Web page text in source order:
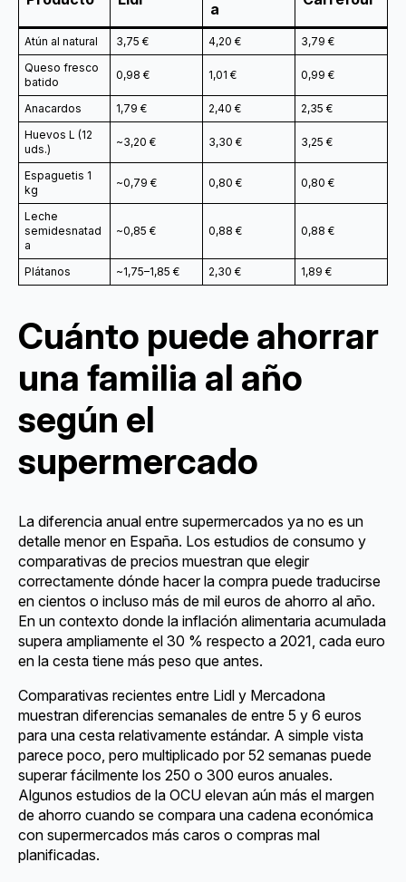
a
Atún al natural 3,75 € 4,20 €
3,79 €
Queso fresco
batido
0,98 € 1,01 € 0,99 €
Anacardos 1,79 € 2,40 €
2,35 €
Huevos L (12
uds.)
~3,20 € 3,30 € 3,25 €
Espaguetis 1
kg
~0,79 € 0,80 € 0,80 €
Leche
semidesnatad
a
~0,85 € 0,88 € 0,88 €
Plátanos ~1,75–1,85 € 2,30 € 1,89 €
Cuánto puede ahorrar
una familia al año
según el
supermercado
La diferencia anual entre supermercados ya no es un
detalle menor en España. Los estudios de consumo y
comparativas de precios muestran que elegir
correctamente dónde hacer la compra puede traducirse
en cientos o incluso más de mil euros de ahorro al año.
En un contexto donde la inflación alimentaria acumulada
supera ampliamente el 30 % respecto a 2021, cada euro
en la cesta tiene más peso que antes.
Comparativas recientes entre Lidl y Mercadona
muestran diferencias semanales de entre 5 y 6 euros
para una cesta relativamente estándar. A simple vista
parece poco, pero multiplicado por 52 semanas puede
superar fácilmente los 250 o 300 euros anuales.
Algunos estudios de la OCU elevan aún más el margen
de ahorro cuando se compara una cadena económica
con supermercados más caros o compras mal
planificadas.